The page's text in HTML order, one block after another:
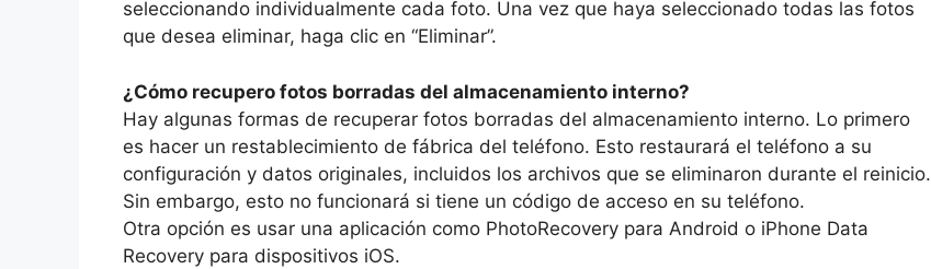
seleccionando individualmente cada foto. Una vez que haya seleccionado todas las fotos
que desea eliminar, haga clic en “Eliminar”.
¿Cómo recupero fotos borradas del almacenamiento interno?
Hay algunas formas de recuperar fotos borradas del almacenamiento interno. Lo primero
es hacer un restablecimiento de fábrica del teléfono. Esto restaurará el teléfono a su
configuración y datos originales, incluidos los archivos que se eliminaron durante el reinicio.
Sin embargo, esto no funcionará si tiene un código de acceso en su teléfono.
Otra opción es usar una aplicación como PhotoRecovery para Android o iPhone Data
Recovery para dispositivos iOS.